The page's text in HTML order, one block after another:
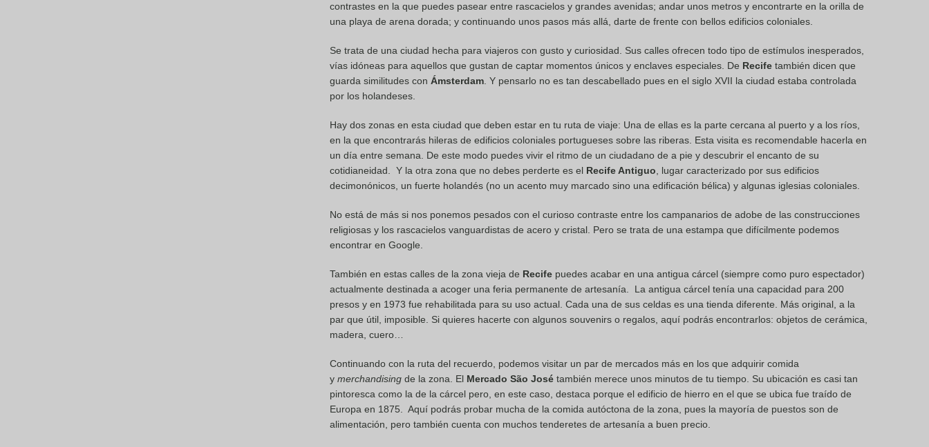
contrastes en la que puedes pasear entre rascacielos y grandes avenidas; andar unos metros y encontrarte en la orilla de
una playa de arena dorada; y continuando unos pasos más allá, darte de frente con bellos edificios coloniales.
Se trata de una ciudad hecha para viajeros con gusto y curiosidad. Sus calles ofrecen todo tipo de estímulos inesperados,
vías idóneas para aquellos que gustan de captar momentos únicos y enclaves especiales. De Recife también dicen que
guarda similitudes con Ámsterdam . Y pensarlo no es tan descabellado pues en el siglo XVII la ciudad estaba controlada
por los holandeses.
Hay dos zonas en esta ciudad que deben estar en tu ruta de viaje: Una de ellas es la parte cercana al puerto y a los ríos,
en la que encontrarás hileras de edificios coloniales portugueses sobre las riberas. Esta visita es recomendable hacerla en
un día entre semana. De este modo puedes vivir el ritmo de un ciudadano de a pie y descubrir el encanto de su
cotidianeidad. Y la otra zona que no debes perderte es el Recife Antiguo , lugar caracterizado por sus edificios
decimonónicos, un fuerte holandés (no un acento muy marcado sino una edificación bélica) y algunas iglesias coloniales.
No está de más si nos ponemos pesados con el curioso contraste entre los campanarios de adobe de las construcciones
religiosas y los rascacielos vanguardistas de acero y cristal. Pero se trata de una estampa que difícilmente podemos
encontrar en Google.
También en estas calles de la zona vieja de Recife puedes acabar en una antigua cárcel (siempre como puro espectador)
actualmente destinada a acoger una feria permanente de artesanía. La antigua cárcel tenía una capacidad para 200
presos y en 1973 fue rehabilitada para su uso actual. Cada una de sus celdas es una tienda diferente. Más original, a la
par que útil, imposible. Si quieres hacerte con algunos souvenirs o regalos, aquí podrás encontrarlos: objetos de cerámica,
madera, cuero…
Continuando con la ruta del recuerdo, podemos visitar un par de mercados más en los que adquirir comida
y merchandising de la zona. El Mercado São José también merece unos minutos de tu tiempo. Su ubicación es casi tan
pintoresca como la de la cárcel pero, en este caso, destaca porque el edificio de hierro en el que se ubica fue traído de
Europa en 1875. Aquí podrás probar mucha de la comida autóctona de la zona, pues la mayoría de puestos son de
alimentación, pero también cuenta con muchos tenderetes de artesanía a buen precio.